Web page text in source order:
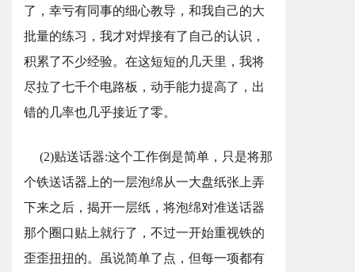
了，幸亏有同事的细心教导，和我自己的大
批量的练习，我才对焊接有了自己的认识，
积累了不少经验。在这短短的几天里，我将
尽拉了七千个电路板，动手能力提高了，出
错的几率也几乎接近了零。
(2)贴送话器:这个工作倒是简单，只是将那
个铁送话器上的一层泡绵从一大盘纸张上弄
下来之后，揭开一层纸，将泡绵对准送话器
那个圈口贴上就行了，不过一开始重视铁的
歪歪扭扭的。虽说简单了点，但每一项都有